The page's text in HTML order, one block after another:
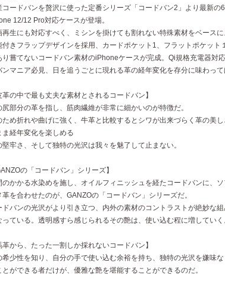
コードバンを贅沢に使った定番シリーズ「コードバン2」より最新の
12/12 Pro対応ケースが登場。
再生にも対応すべく、ミシンを掛けても割れない特殊素材をベース
付きフラップデザインを採用、カードポケット1、フラットポケット
り嘗てないコードバン素材のiPhoneケースが完成。Qi規格充電器対
ンマニア必見、日を追うごとに現れる革の経年変化を存分に味わって
革の中で最も丈夫な素材とされるコードバン】
尻部分の革を指し、筋肉繊維が非常に細かいのが特徴だ。
ため折れや曲げに強く、牛革と比較するとシワが出来づらく革の美
ま経年変化を楽しめる
堅牢さ、そして独特の光沢は我々を魅了して止まない。
の「コードバン」シリーズ】
のかかる水染めを施し、オイルフィニッシュを経たコードバンに、
革を合わせたのが、GANZOの「コードバン」シリーズだ。
ドバンの光沢がより引き立つ、内外の素材のコントラストが絶妙な
っている。透明感すら感じられるその艶は、使い込む程に増していく
革から、たった一割しか採れないコードバン】
希少性を知り、自分の手で使い込む余裕を持ち、独特の光沢を嫌味
とができる者だけが、優雅な艶を堪能することができるのだ。